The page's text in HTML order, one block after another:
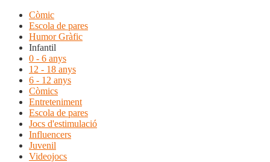
Còmic
Escola de pares
Humor Gràfic
Infantil
0 - 6 anys
12 - 18 anys
6 - 12 anys
Còmics
Entreteniment
Escola de pares
Jocs d'estimulació
Influencers
Juvenil
Videojocs